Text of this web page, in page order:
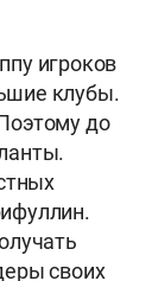
игроков
клубы.
до
своих